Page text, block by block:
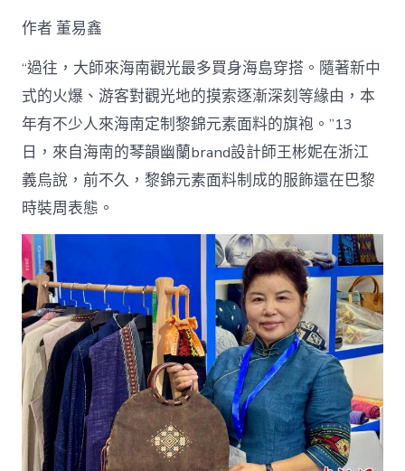
迭
出
查
包
養
網
站
比
射
國
花
費
活
氣
足
_
中
國
網〉
中
作者 董易鑫
“過往，大師來海南觀光最多買身海島穿搭。隨著新中
式的火爆、游客對觀光地的摸索逐漸深刻等緣由，本
年有不少人來海南定制黎錦元素面料的旗袍。”13
日，來自海南的琴韻幽蘭brand設計師王彬妮在浙江
義烏說，前不久，黎錦元素面料制成的服飾還在巴黎
時裝周表態。